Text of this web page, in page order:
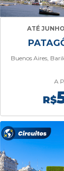
ATÉ
Buenos Aires,
A
R$